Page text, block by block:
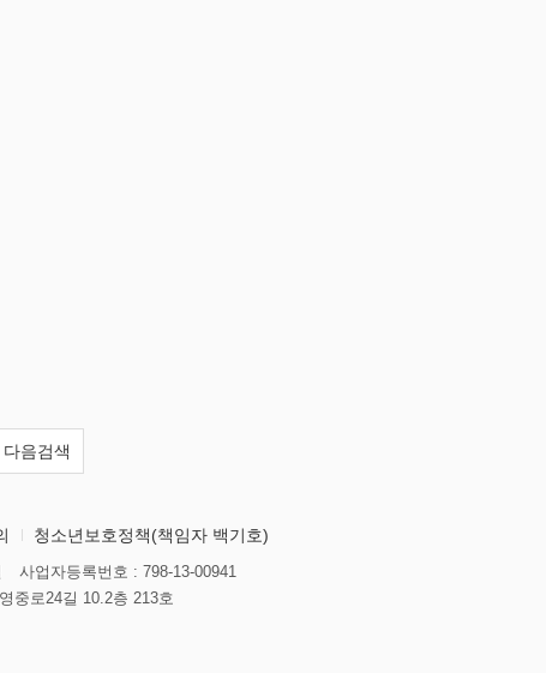
다음검색
청소년보호정책(책임자 백기호)
사업자등록번호 : 798-13-00941
중로24길 10.2층 213호